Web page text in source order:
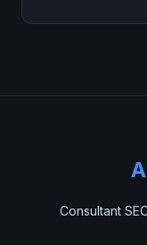
Consultant